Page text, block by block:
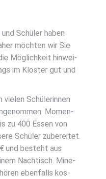
Schü­ler haben
möch­ten wir Sie
Mög­lich­keit hin­wei­
im Klos­ter gut und
vie­len Schü­le­rin­nen
Momen­
zu 400 Essen von
Schü­ler zube­rei­tet.
und besteht aus
Nach­tisch. Mine­
eben­falls kos­